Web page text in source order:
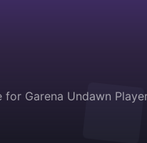
Garena Undawn